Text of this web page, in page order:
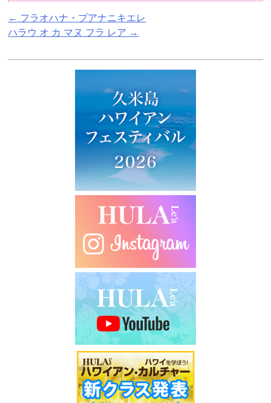
← フラオハナ・プアナニキエレ
ハラウ オ カ マヌ フラ レア →